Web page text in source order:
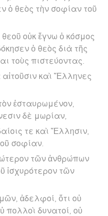
ὁ θεὸς τὴν σοφίαν τοῦ
οὐκ ἔγνω ὁ κόσμος
ὁ θεὸς διὰ τῆς
τοὺς πιστεύοντας.
αἰτοῦσιν καὶ Ἕλληνες
ἐσταυρωμένον,
δὲ μωρίαν,
τε καὶ Ἕλλησιν,
σοφίαν.
τῶν ἀνθρώπων
ἰσχυρότερον τῶν
ἀδελφοί, ὅτι οὐ
πολλοὶ δυνατοί, οὐ